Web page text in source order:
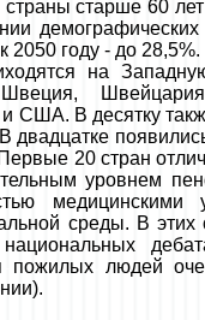
старше 60
2050 году - до 28,5%.
на
США. В десятку
двадцатке
20 стран
уровнем
среды. В этих
пожилых людей